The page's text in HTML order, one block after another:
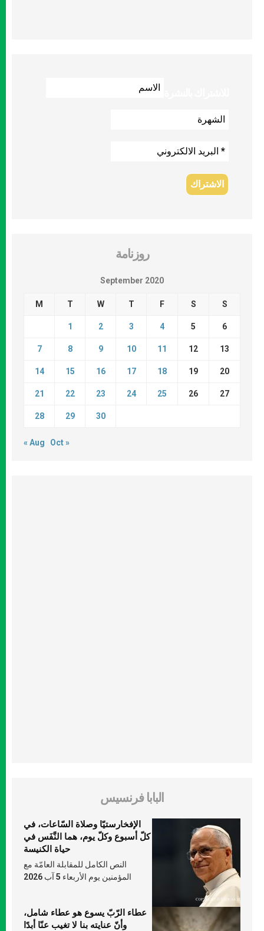
روزنامة
September 2020
M T W T F S S
1 2 3 4 5 6
7 8 9 10 11 12 13
14 15 16 17 18 19 20
21 22 23 24 25 26 27
28 29 30
« Aug Oct »
البابا فرنسيس
الإفخارستيّا وصلاة السّاعات، في
كلّ أسبوع وكلّ يوم، هما النَّفَس في
حياة الكنيسة
النص الكامل للمقابلة العامّة مع
المؤمنين يوم الأربعاء 5 آب 2026
عطاء الرّبّ يسوع هو عطاء شامل،
وأنّ عنايته بنا لا تغيب عنّا أبدًا